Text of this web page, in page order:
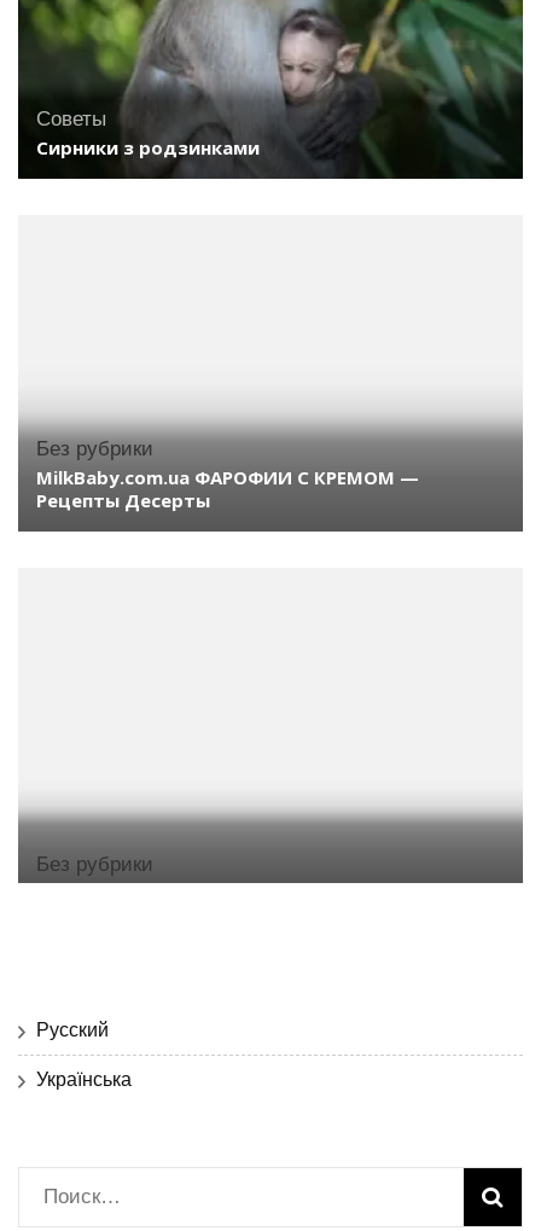
Советы
Сирники з родзинками
Без рубрики
MilkBaby.com.ua ФАРОФИИ С КРЕМОМ —
Рецепты Десерты
Без рубрики
Русский
Українська
Найти: